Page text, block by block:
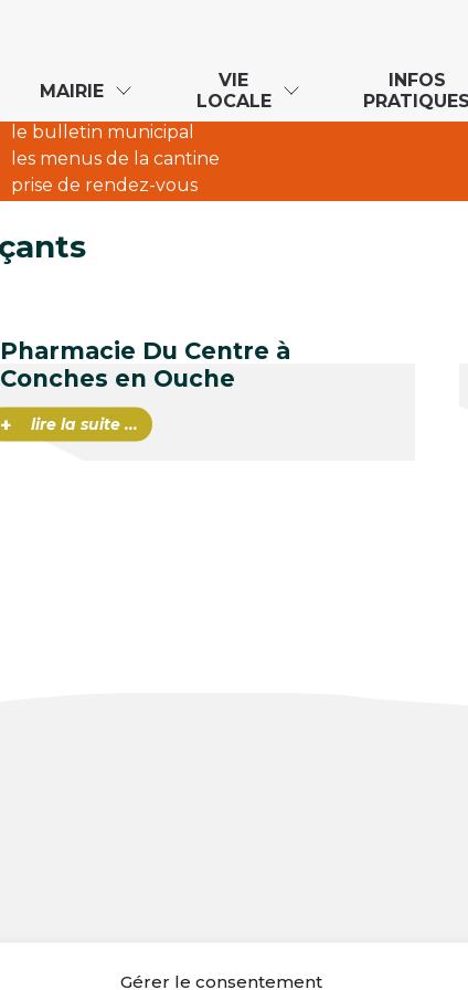
Gérer le consentement
MAIRIE
VIE
LOCALE
INFOS
le bulletin municipal
les menus de la cantine
prise de rendez-vous
Pharmacie Du Centre à
Conches en Ouche
+ lire la suite ...